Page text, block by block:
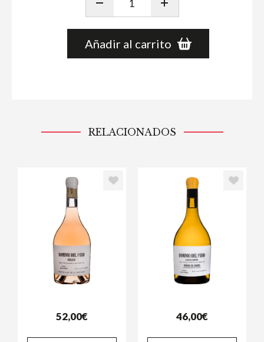
Añadir al carrito
RELACIONADOS
52,00€ 46,00€